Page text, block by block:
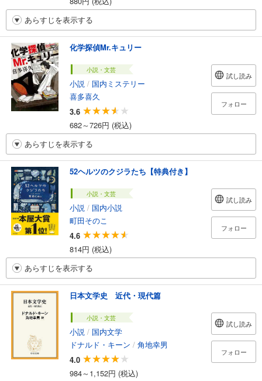
あらすじを表示する
化学探偵Mr.キュリー
小説・文芸
小説 / 国内ミステリー
喜多喜久
3.6
682～726円 (税込)
試し読み
フォロー
あらすじを表示する
52ヘルツのクジラたち【特典付き】
小説・文芸
小説 / 国内小説
町田そのこ
4.6
814円 (税込)
試し読み
フォロー
あらすじを表示する
日本文学史 近代・現代篇
小説・文芸
小説 / 国内文学
ドナルド・キーン / 角地幸男
4.0
984～1,152円 (税込)
試し読み
フォロー